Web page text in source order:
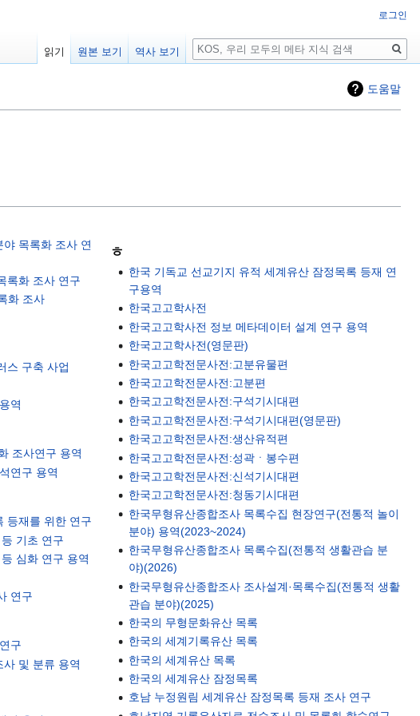
도움말
목록화 조사 연
록화 조사 연구
화 조사
스 구축 사업
역
조사연구 용역
연구 용역
등재를 위한 연구
기초 연구
심화 연구 용역
연구
구
및 분류 용역
ㅎ
한국 기독교 선교기지 유적 세계유산 잠정목록 등재 연
구용역
한국고고학사전
한국고고학사전 정보 메타데이터 설계 연구 용역
한국고고학사전(영문판)
한국고고학전문사전:고분유물편
한국고고학전문사전:고분편
한국고고학전문사전:구석기시대편
한국고고학전문사전:구석기시대편(영문판)
한국고고학전문사전:생산유적편
한국고고학전문사전:성곽ㆍ봉수편
한국고고학전문사전:신석기시대편
한국고고학전문사전:청동기시대편
한국무형유산종합조사 목록수집 현장연구(전통적 놀이
분야) 용역(2023~2024)
한국무형유산종합조사 목록수집(전통적 생활관습 분
야)(2026)
한국무형유산종합조사 조사설계·목록수집(전통적 생활
관습 분야)(2025)
한국의 무형문화유산 목록
한국의 세계기록유산 목록
한국의 세계유산 목록
한국의 세계유산 잠정목록
호남 누정원림 세계유산 잠정목록 등재 조사 연구
로그인
읽기 원본 보기 역사 보기
검
색